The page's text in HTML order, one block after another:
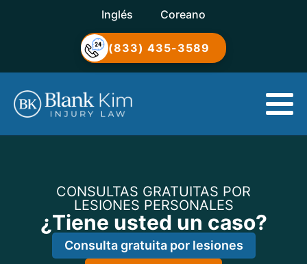
Inglés Coreano
(833) 435-3589
CONSULTAS GRATUITAS POR
LESIONES PERSONALES
¿Tiene usted un caso?
Consulta gratuita por lesiones